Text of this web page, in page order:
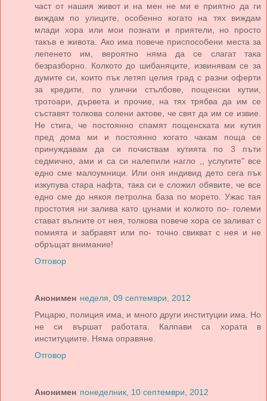
част от нашия живот и на мен не ми е приятно да ги
виждам по улиците, особенно когато на тях виждам
млади хора или мои познати и приятели, но просто
такъв е живота. Ако има повече приспособени места за
лепенето им, вероятно няма да се слагат така
безразборно. Колкото до шибаняците, извинявам се за
думите си, които пък летяп целия град с разни оферти
за кредити, по улични стълбове, пощенски кутии,
тротоари, дървета и прочие, на тях трябва да им се
съставят толкова солени актове, че свят да им се извие.
Не стига, че постоянно спамят пощенската ми кутия
пред дома ми и постоянно когато чакам поща се
принуждавам да си почиствам кутията по 3 пъти
седмично, ами и са си налепили нагло ,, услугите" все
едно сме малоумници. Или оня индивид дето сега пък
изкупува стара нафта, така си е сложил обявите, че все
едно сме до някоя петролна база по морето. Ужас тая
простотия ни залива като цунами и колкото по- големи
стават вълните от нея, толкова повече хора се заливат с
помията и забравят или по- точно свикват с нея и не
обръщат внимание!
Отговор
Анонимен неделя, 09 септември, 2012
Рицарю, полиция има, и много други институции има. Но
не си вършат работата. Калпави са хората в
институциите. Няма оправяне.
Отговор
Анонимен понеделник, 10 септември, 2012